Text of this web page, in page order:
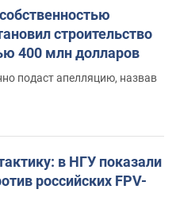
строительство
400 млн долларов
подаст апелляцию, назвав
в НГУ показали
российских FPV-